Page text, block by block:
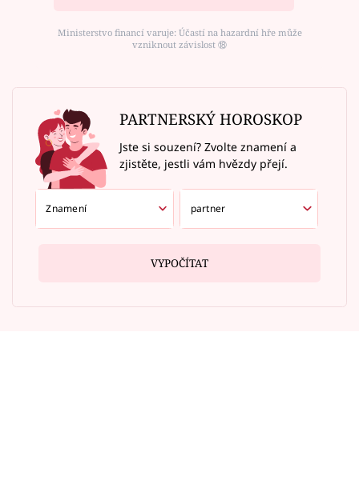
Ministerstvo financí varuje: Účastí na hazardní hře může
vzniknout závislost ⑱
PARTNERSKÝ HOROSKOP
Jste si souzení? Zvolte znamení a
zjistěte, jestli vám hvězdy přejí.
VYPOČÍTAT